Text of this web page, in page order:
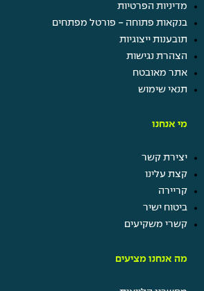
מדיניות הפרטיות
בנקאות פתוחה - פורטל מפתחים
תובענות ייצוגיות
הצהרת נגישות
אתר מאובטח
תנאי שימוש
מי אנחנו
יצירת קשר
קצת עלינו
קריירה
ביטוח ישיר
קשרי משקיעים
מה אנחנו מציעים